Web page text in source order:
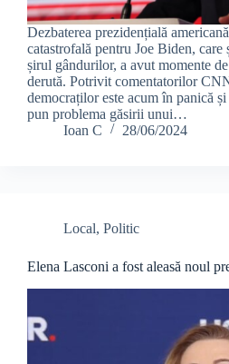
Dezbaterea prezidențială
catastrofală pentru Joe Biden, care
șirul gândurilor, a avut momente
derută. Potrivit comentatorilor
democraților este acum în panică
pun problema găsirii unui…
Ioan C
28/06/2024
Local, Politic
Elena Lasconi a fost aleasă noul